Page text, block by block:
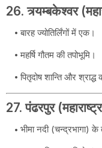
26. त्र्यम्बकेश्वर
बारह ज्योतिर्लिंगों में एक।
महर्षि गौतम की तपोभूमि।
पितृदोष शान्ति और
27. पंढरपुर
भीमा नदी (चन्द्रभागा)